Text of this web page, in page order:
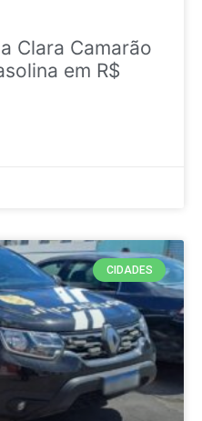
Clara Camarão
em R$
CIDADES